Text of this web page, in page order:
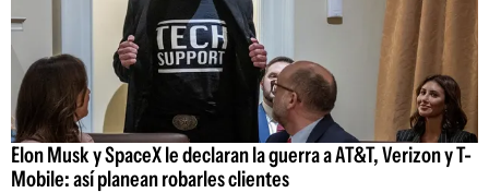
Elon Musk y SpaceX le declaran la guerra a AT&T, Verizon y T-
Mobile: así planean robarles clientes